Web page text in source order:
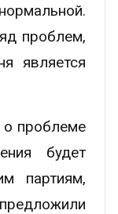
проблем,
является
о проблеме
будет
партиям,